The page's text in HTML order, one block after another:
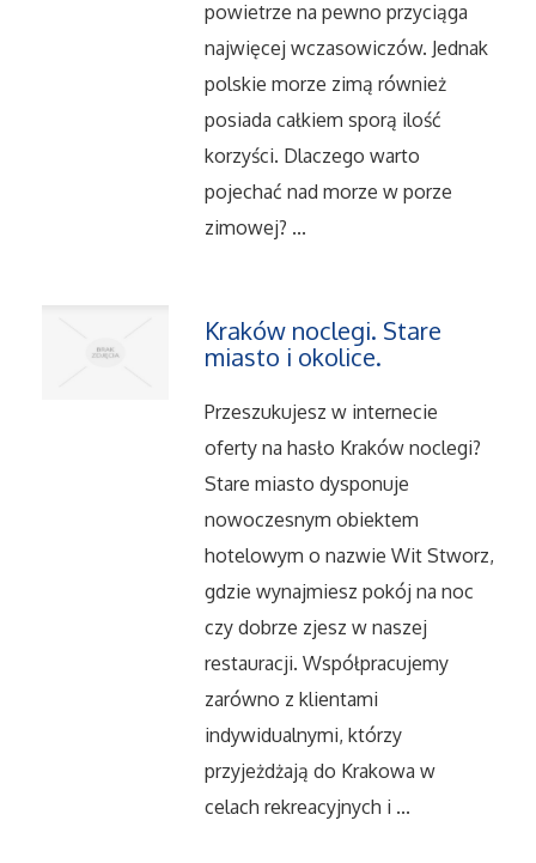
Restauracje, Catering
Adwokaci, Porady Prawne
Ślub i Wesele
Sprzątanie, Porządkowanie
Opieka
Hotele i Noclegi
Podróże
Wypoczynek
powietrze na pewno przyciąga
najwięcej wczasowiczów. Jednak
polskie morze zimą również
posiada całkiem sporą ilość
korzyści. Dlaczego warto
pojechać nad morze w porze
zimowej? ...
Kraków noclegi. Stare
miasto i okolice.
Przeszukujesz w internecie
oferty na hasło Kraków noclegi?
Stare miasto dysponuje
nowoczesnym obiektem
hotelowym o nazwie Wit Stworz,
gdzie wynajmiesz pokój na noc
czy dobrze zjesz w naszej
restauracji. Współpracujemy
zarówno z klientami
indywidualnymi, którzy
przyjeżdżają do Krakowa w
celach rekreacyjnych i ...